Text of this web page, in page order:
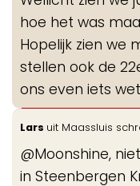
hoe het was
Hopelijk zien we
stellen ook de
ons even iets
Lars uit Maassluis
@Moonshine,
in Steenbergen